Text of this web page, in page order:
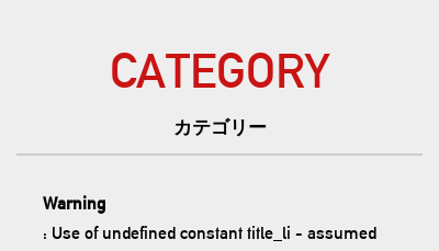
CATEGORY
カテゴリー
Warning
: Use of undefined constant title_li - assumed